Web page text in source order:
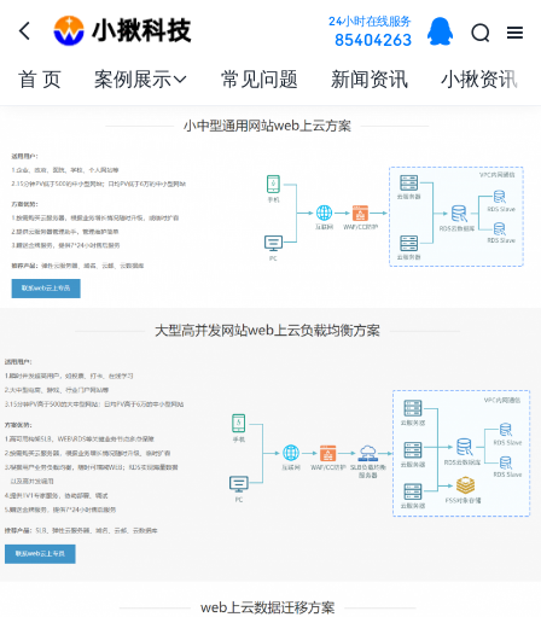
 

24小时在线服务
85404263 
首 页 案例展示 常见问题 新闻资讯 小揪资讯